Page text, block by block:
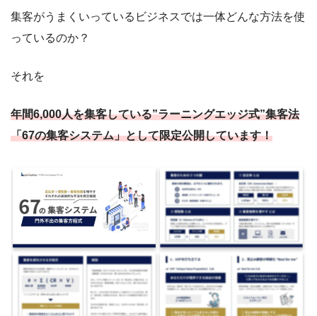
集客がうまくいっているビジネスでは一体どんな方法を使
っているのか？
それを
年間6,000人を集客している”ラーニングエッジ式”集客法
「67の集客システム」として限定公開しています！